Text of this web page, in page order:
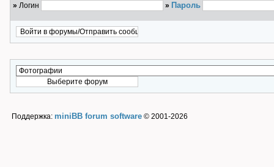
» Логин » Пароль
Поддержка: miniBB forum software © 2001-2026